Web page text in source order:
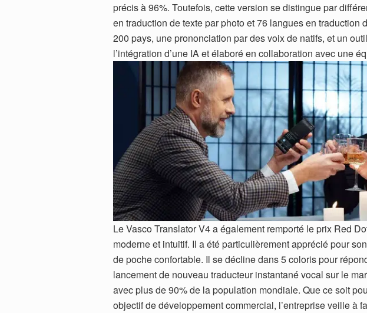
précis à 96%. Toutefois, cette version se distingue par
en traduction de texte par photo et 76 langues en traduction
200 pays, une prononciation par des voix de natifs, et un
l’intégration d’une IA et élaboré en collaboration avec une
Le Vasco Translator V4 a également remporté le prix Red
moderne et intuitif. Il a été particulièrement apprécié pour
de poche confortable. Il se décline dans 5 coloris pour
lancement de nouveau traducteur instantané vocal sur le
avec plus de 90% de la population mondiale. Que ce soit
objectif de développement commercial, l’entreprise veille à